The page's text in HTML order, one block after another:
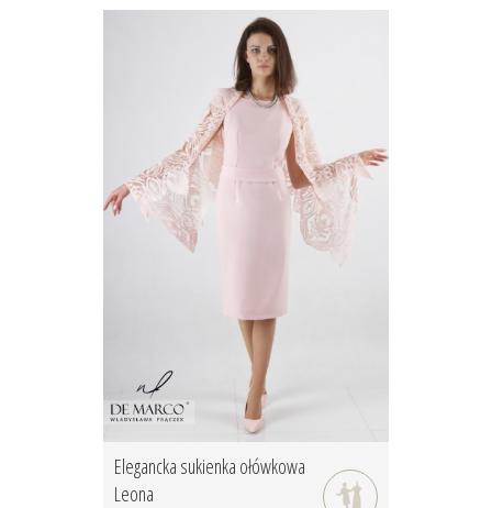
Elegancka sukienka ołówkowa
Leona